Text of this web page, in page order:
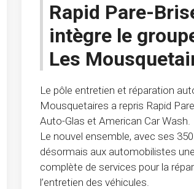
Rapid Pare-
intègre le
Les
Le pôle entretien et réparation
Mousquetaires a repris Rapid
Auto-Glas et American Car Wash.
Le nouvel ensemble, avec ses
désormais aux automobilistes
complète de services pour la
l’entretien des véhicules.